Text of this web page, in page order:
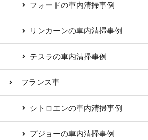
フォードの車内清掃事例
リンカーンの車内清掃事例
テスラの車内清掃事例
フランス車
シトロエンの車内清掃事例
プジョーの車内清掃事例